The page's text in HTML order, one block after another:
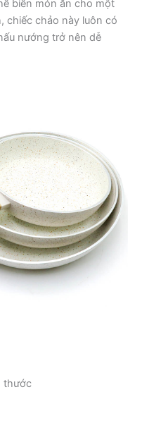
biến món ăn cho một
chiếc chảo này luôn có
nướng trở nên dễ
thước